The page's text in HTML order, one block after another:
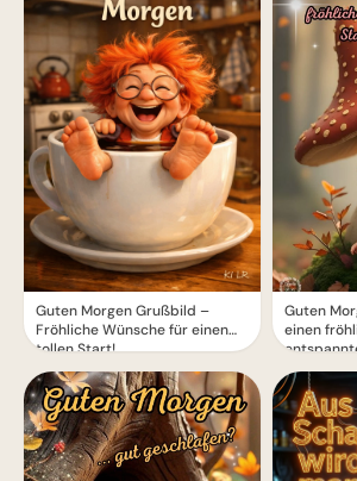
Guten Morgen Grußbild –
Fröhliche Wünsche für einen
tollen Start!
Guten
einen